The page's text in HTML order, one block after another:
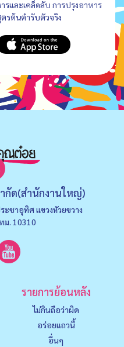
และเคล็ดลับ การปรุงอาหาร
ตรต้นตำรับตัวจริง
กัด(สำนักงานใหญ่)
ชาอุทิศ แขวงหัวยขวาง
ม. 10310
รายการย้อนหลัง
ไม่กินถือว่าผิด
อร่อยแถวนี้
อื่นๆ